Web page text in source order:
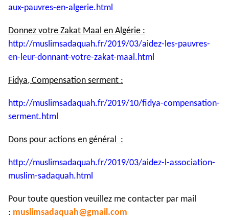
aux-pauvres-en-algerie.html
Donnez votre Zakat Maal en Algérie :
http://muslimsadaquah.fr/2019/03/aidez-les-pauvres-
en-leur-donnant-votre-zakat-maal.html
Fidya, Compensation serment :
http://muslimsadaquah.fr/2019/10/fidya-compensation-
serment.html
Dons pour actions en général :
http://muslimsadaquah.fr/2019/03/aidez-l-association-
muslim-sadaquah.html
Pour toute question veuillez me contacter par mail
: muslimsadaquah@gmail.com